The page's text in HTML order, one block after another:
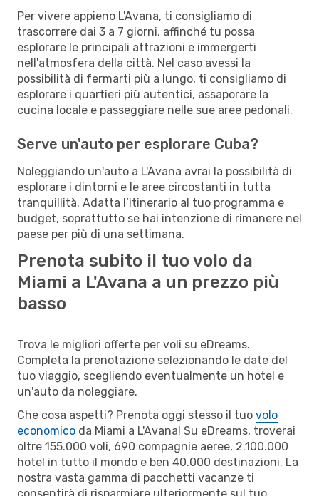
Per vivere appieno L'Avana, ti consigliamo di
trascorrere dai 3 a 7 giorni, affinché tu possa
esplorare le principali attrazioni e immergerti
nell'atmosfera della città. Nel caso avessi la
possibilità di fermarti più a lungo, ti consigliamo di
esplorare i quartieri più autentici, assaporare la
cucina locale e passeggiare nelle sue aree pedonali.
Serve un'auto per esplorare Cuba?
Noleggiando un'auto a L'Avana avrai la possibilità di
esplorare i dintorni e le aree circostanti in tutta
tranquillità. Adatta l’itinerario al tuo programma e
budget, soprattutto se hai intenzione di rimanere nel
paese per più di una settimana.
Prenota subito il tuo volo da
Miami a L'Avana a un prezzo più
basso
Trova le migliori offerte per voli su eDreams.
Completa la prenotazione selezionando le date del
tuo viaggio, scegliendo eventualmente un hotel e
un'auto da noleggiare.
Che cosa aspetti? Prenota oggi stesso il tuo volo
economico da Miami a L'Avana! Su eDreams, troverai
oltre 155.000 voli, 690 compagnie aeree, 2.100.000
hotel in tutto il mondo e ben 40.000 destinazioni. La
nostra vasta gamma di pacchetti vacanze ti